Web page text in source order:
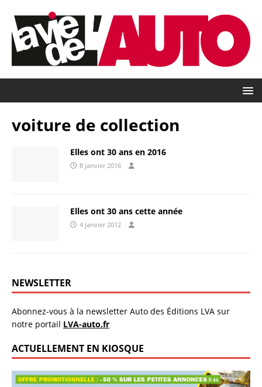
voiture de collection
Elles ont 30 ans en 2016
8 janvier 2016
Elles ont 30 ans cette année
4 janvier 2012
NEWSLETTER
Abonnez-vous à la newsletter Auto des Éditions LVA sur
notre portail LVA-auto.fr
ACTUELLEMENT EN KIOSQUE